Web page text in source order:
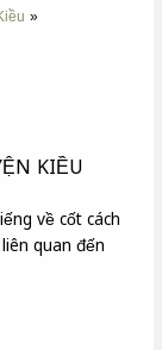
KIỀU
về cốt cách
quan đến